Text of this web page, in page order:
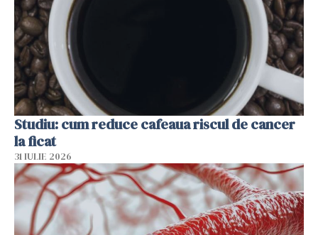
Studiu: cum reduce cafeaua riscul de cancer
la ficat
31 IULIE 2026